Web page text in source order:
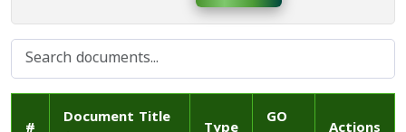
Document Title
GO